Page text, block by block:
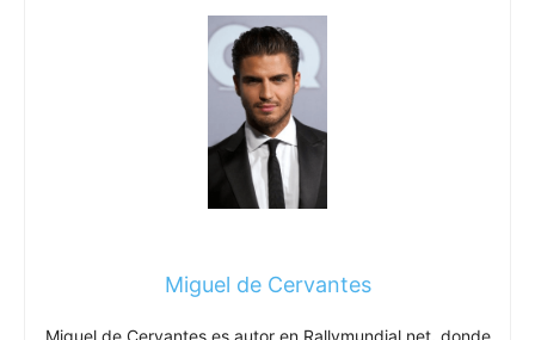
Miguel de Cervantes
Miguel de Cervantes es autor en Rallymundial.net, donde